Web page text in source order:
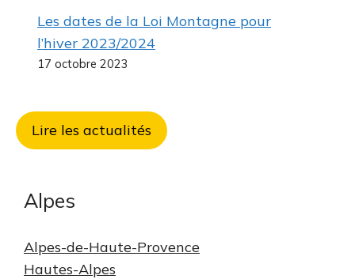
Les dates de la Loi Montagne pour
l’hiver 2023/2024
17 octobre 2023
Lire les actualités
Alpes
Alpes-de-Haute-Provence
Hautes-Alpes